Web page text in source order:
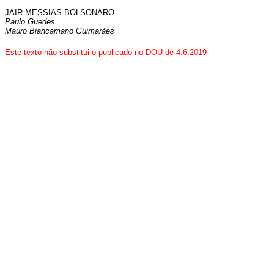
JAIR MESSIAS BOLSONARO
Paulo Guedes
Mauro Biancamano Guimarães
Este texto não substitui o publicado no DOU de 4.6.2019